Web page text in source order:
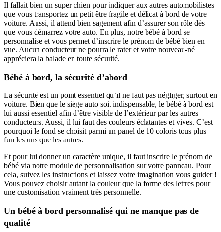
Il fallait bien un super chien pour indiquer aux autres automobilistes
que vous transportez un petit être fragile et délicat à bord de votre
voiture. Aussi, il attend bien sagement afin d’assurer son rôle dès
que vous démarrez votre auto. En plus, notre bébé à bord se
personnalise et vous permet d’inscrire le prénom de bébé bien en
vue. Aucun conducteur ne pourra le rater et votre nouveau-né
appréciera la balade en toute sécurité.
Bébé à bord, la sécurité d’abord
La sécurité est un point essentiel qu’il ne faut pas négliger, surtout en
voiture. Bien que le siège auto soit indispensable, le bébé à bord est
lui aussi essentiel afin d’être visible de l’extérieur par les autres
conducteurs. Aussi, il lui faut des couleurs éclatantes et vives. C’est
pourquoi le fond se choisit parmi un panel de 10 coloris tous plus
fun les uns que les autres.
Et pour lui donner un caractère unique, il faut inscrire le prénom de
bébé via notre module de personnalisation sur votre panneau. Pour
cela, suivez les instructions et laissez votre imagination vous guider !
Vous pouvez choisir autant la couleur que la forme des lettres pour
une customisation vraiment très personnelle.
Un bébé à bord personnalisé qui ne manque pas de
qualité